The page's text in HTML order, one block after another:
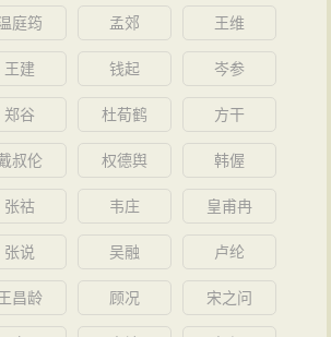
宰，种稻公田为养亲。1909年至1911
支持保路运动。
不就。民国元年（1912）袁世凯篡窃
参议员、参政。袁“登基”前日，集群臣
庭筠 孟郊 王维
王建 钱起 岑参
郑谷 杜荀鹤 方干
叔伦 权德舆 韩偓
张祜 韦庄 皇甫冉
张说 吴融 卢纶
昌龄 顾况 宋之问